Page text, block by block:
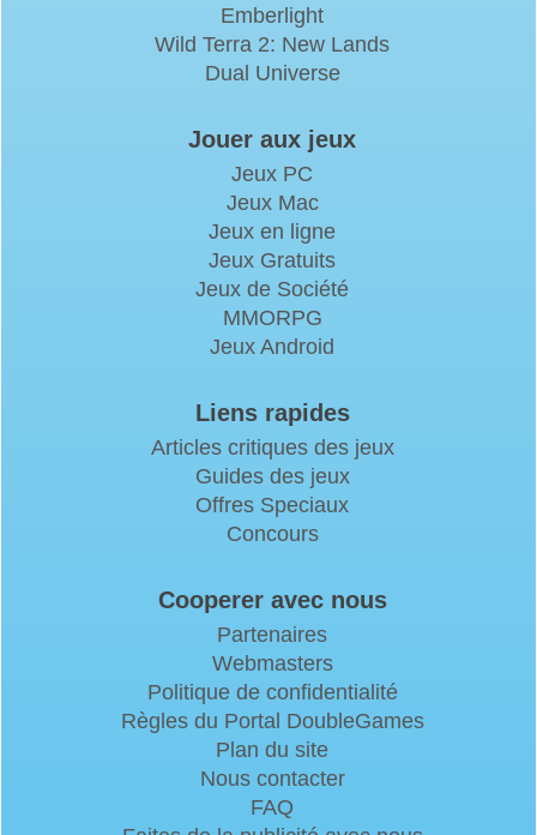
Emberlight
Wild Terra 2: New Lands
Dual Universe
Jouer aux jeux
Jeux PC
Jeux Mac
Jeux en ligne
Jeux Gratuits
Jeux de Société
MMORPG
Jeux Android
Liens rapides
Articles critiques des jeux
Guides des jeux
Offres Speciaux
Concours
Cooperer avec nous
Partenaires
Webmasters
Politique de confidentialité
Règles du Portal DoubleGames
Plan du site
Nous contacter
FAQ